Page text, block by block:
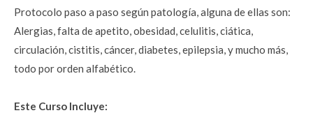
Protocolo paso a paso según patología, alguna de ellas son:
Alergias, falta de apetito, obesidad, celulitis, ciática,
circulación, cistitis, cáncer, diabetes, epilepsia, y mucho más,
todo por orden alfabético.
Este Curso Incluye: